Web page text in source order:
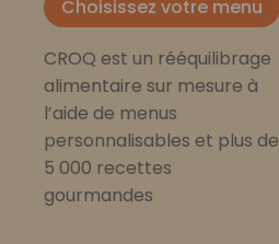
Choisissez votre menu
CROQ est un rééquilibrage
alimentaire sur mesure à
l’aide de menus
personnalisables et plus de
5 000 recettes
gourmandes